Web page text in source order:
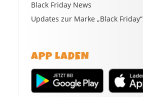
Black Friday News
Updates zur Marke „Black Friday“
APP LADEN